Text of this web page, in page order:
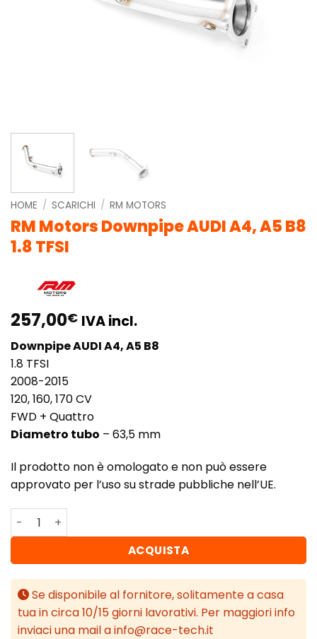
HOME / SCARICHI / RM MOTORS
RM Motors Downpipe AUDI A4, A5 B8
1.8 TFSI
257,00€ IVA incl.
Downpipe AUDI A4, A5 B8
1.8 TFSI
2008-2015
120, 160, 170 CV
FWD + Quattro
Diametro tubo – 63,5 mm
Il prodotto non è omologato e non può essere
approvato per l’uso su strade pubbliche nell’UE.
RM Motors Downpipe AUDI A4, A5 B8 1.8 TFSI quantità
ACQUISTA
Se disponibile al fornitore, solitamente a casa
tua in circa 10/15 giorni lavorativi. Per maggiori info
inviaci una mail a info@race-tech.it